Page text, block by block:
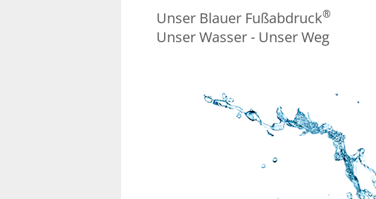
Unser Blauer Fußabdruck®
Unser Wasser - Unser Weg